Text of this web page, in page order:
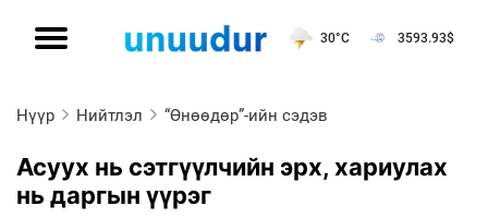
30°C 3593.93$
Нүүр Нийтлэл “Өнөөдөр”-ийн сэдэв
Асуух нь сэтгүүлчийн эрх, хариулах
нь даргын үүрэг